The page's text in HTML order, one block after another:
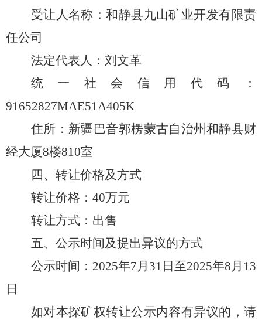
受让人名称：和静县九山矿业开发有限责
任公司
法定代表人：刘文革
统一社会信用代码：
91652827MAE51A405K
住所：新疆巴音郭楞蒙古自治州和静县财
经大厦8楼810室
四、转让价格及方式
转让价格： 40万元
转让方式：出售
五、公示时间及提出异议的方式
公示时间： 2025年7月 31 日至2025年8月 13
日
如对本探矿权转让公示内容有异议的，请